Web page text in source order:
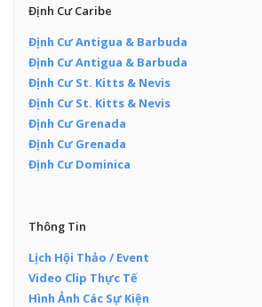
Định Cư Caribe
Định Cư Antigua & Barbuda
Định Cư Antigua & Barbuda
Định Cư St. Kitts & Nevis
Định Cư St. Kitts & Nevis
Định Cư Grenada
Định Cư Grenada
Định Cư Dominica
Thông Tin
Lịch Hội Thảo / Event
Video Clip Thực Tế
Hình Ảnh Các Sự Kiện